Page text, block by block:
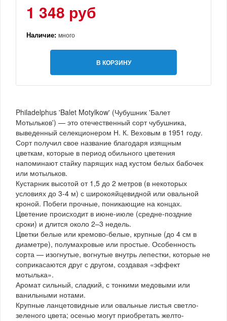
1 348 руб
Наличие: много
В КОРЗИНУ
Philadelphus 'Balet Motylkow' (Чубушник 'Балет
Мотыльков') — это отечественный сорт чубушника,
выведенный селекционером Н. К. Веховым в 1951 году.
Сорт получил свое название благодаря изящным
цветкам, которые в период обильного цветения
напоминают стайку парящих над кустом белых бабочек
или мотыльков.
Кустарник высотой от 1,5 до 2 метров (в некоторых
условиях до 3-4 м) с широкояйцевидной или овальной
кроной. Побеги прочные, поникающие на концах.
Цветение происходит в июне-июле (средне-поздние
сроки) и длится около 2–3 недель.
Цветки белые или кремово-белые, крупные (до 4 см в
диаметре), полумахровые или простые. Особенность
сорта — изогнутые, вогнутые внутрь лепестки, которые не
соприкасаются друг с другом, создавая «эффект
мотылька».
Аромат сильный, сладкий, с тонкими медовыми или
ванильными нотами.
Крупные ланцетовидные или овальные листья светло-
зеленого цвета; осенью могут приобретать желто-